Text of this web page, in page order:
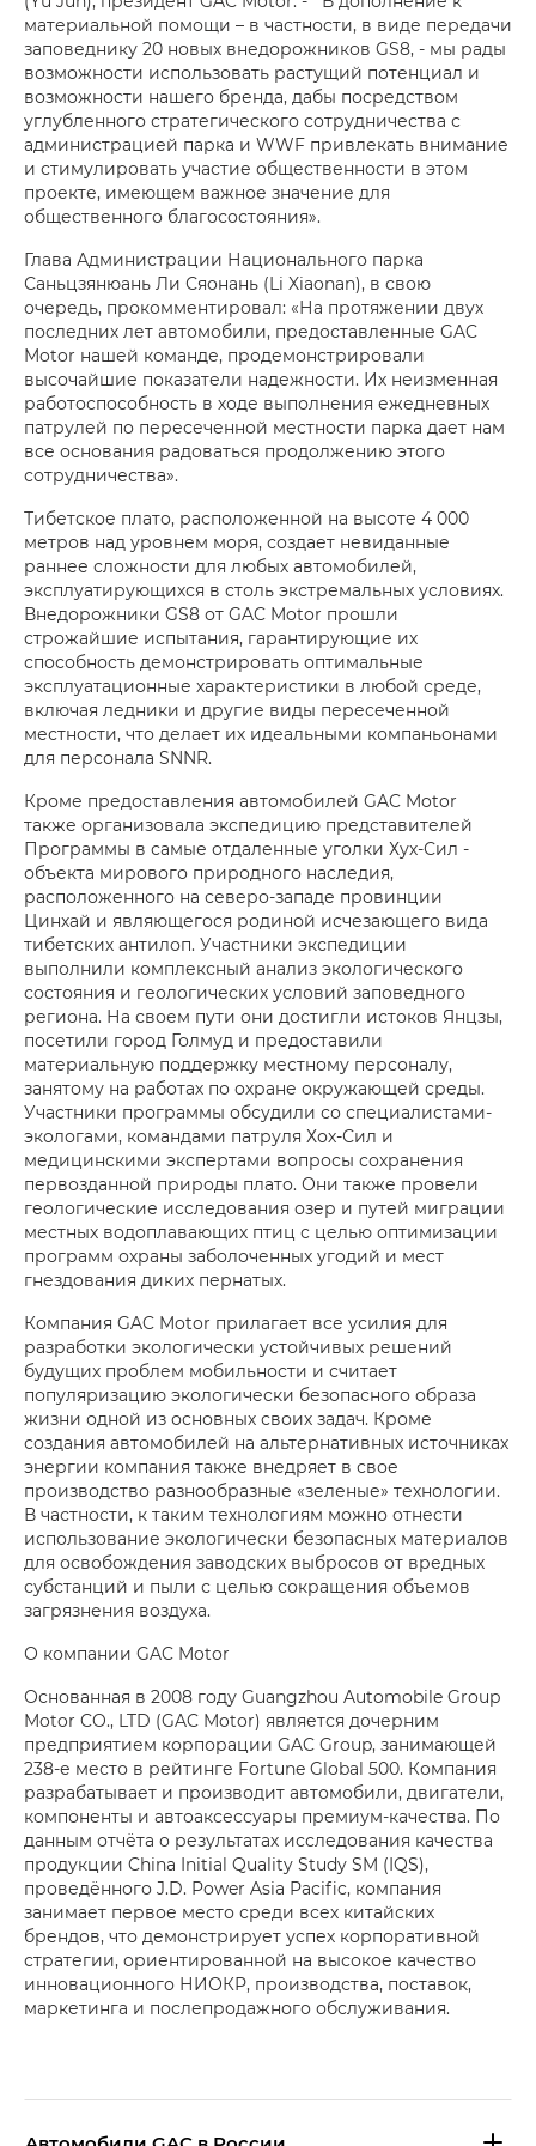
материальной помощи – в частности, в виде передачи
заповеднику 20 новых внедорожников GS8, - мы рады
возможности использовать растущий потенциал и
возможности нашего бренда, дабы посредством
углубленного стратегического сотрудничества с
администрацией парка и WWF привлекать внимание
и стимулировать участие общественности в этом
проекте, имеющем важное значение для
общественного благосостояния».
Глава Администрации Национального парка
Саньцзянюань Ли Сяонань (Li Xiaonan), в свою
очередь, прокомментировал: «На протяжении двух
последних лет автомобили, предоставленные GAC
Motor нашей команде, продемонстрировали
высочайшие показатели надежности. Их неизменная
работоспособность в ходе выполнения ежедневных
патрулей по пересеченной местности парка дает нам
все основания радоваться продолжению этого
сотрудничества».
Тибетское плато, расположенной на высоте 4 000
метров над уровнем моря, создает невиданные
раннее сложности для любых автомобилей,
эксплуатирующихся в столь экстремальных условиях.
Внедорожники GS8 от GAC Motor прошли
строжайшие испытания, гарантирующие их
способность демонстрировать оптимальные
эксплуатационные характеристики в любой среде,
включая ледники и другие виды пересеченной
местности, что делает их идеальными компаньонами
для персонала SNNR.
Кроме предоставления автомобилей GAC Motor
также организовала экспедицию представителей
Программы в самые отдаленные уголки Хух-Сил -
объекта мирового природного наследия,
расположенного на северо-западе провинции
Цинхай и являющегося родиной исчезающего вида
тибетских антилоп. Участники экспедиции
выполнили комплексный анализ экологического
состояния и геологических условий заповедного
региона. На своем пути они достигли истоков Янцзы,
посетили город Голмуд и предоставили
материальную поддержку местному персоналу,
занятому на работах по охране окружающей среды.
Участники программы обсудили со специалистами-
экологами, командами патруля Хох-Сил и
медицинскими экспертами вопросы сохранения
первозданной природы плато. Они также провели
геологические исследования озер и путей миграции
местных водоплавающих птиц с целью оптимизации
программ охраны заболоченных угодий и мест
гнездования диких пернатых.
Компания GAC Motor прилагает все усилия для
разработки экологически устойчивых решений
будущих проблем мобильности и считает
популяризацию экологически безопасного образа
жизни одной из основных своих задач. Кроме
создания автомобилей на альтернативных источниках
энергии компания также внедряет в свое
производство разнообразные «зеленые» технологии.
В частности, к таким технологиям можно отнести
использование экологически безопасных материалов
для освобождения заводских выбросов от вредных
субстанций и пыли с целью сокращения объемов
загрязнения воздуха.
О компании GAC Motor
Основанная в 2008 году Guangzhou Automobile Group
Motor CO., LTD (GAC Motor) является дочерним
предприятием корпорации GAC Group, занимающей
238-е место в рейтинге Fortune Global 500. Компания
разрабатывает и производит автомобили, двигатели,
компоненты и автоаксессуары премиум-качества. По
данным отчёта о результатах исследования качества
продукции China Initial Quality Study SM (IQS),
проведённого J.D. Power Asia Pacific, компания
занимает первое место среди всех китайских
брендов, что демонстрирует успех корпоративной
стратегии, ориентированной на высокое качество
инновационного НИОКР, производства, поставок,
маркетинга и послепродажного обслуживания.